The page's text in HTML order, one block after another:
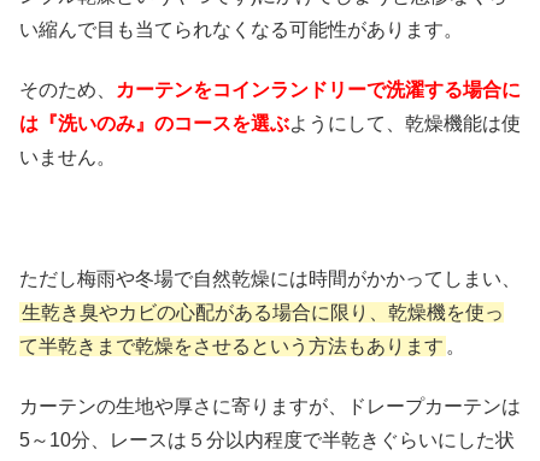
い縮んで目も当てられなくなる可能性があります。
そのため、
カーテンをコインランドリーで洗濯する場合に
は『洗いのみ』のコースを選ぶようにして、乾燥機能は使
いません。
ただし梅雨や冬場で自然乾燥には時間がかかってしまい、
生乾き臭やカビの心配がある場合に限り、乾燥機を使っ
て半乾きまで乾燥をさせるという方法もあります 。
カーテンの生地や厚さに寄りますが、ドレープカーテンは
5～10分、レースは５分以内程度で半乾きぐらいにした状